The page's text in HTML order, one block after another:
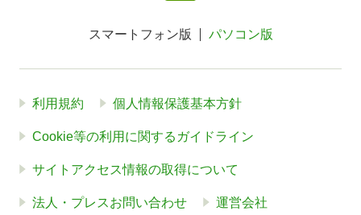
スマートフォン版 パソコン版
利用規約 個人情報保護基本方針
Cookie等の利用に関するガイドライン
サイトアクセス情報の取得について
法人・プレスお問い合わせ 運営会社